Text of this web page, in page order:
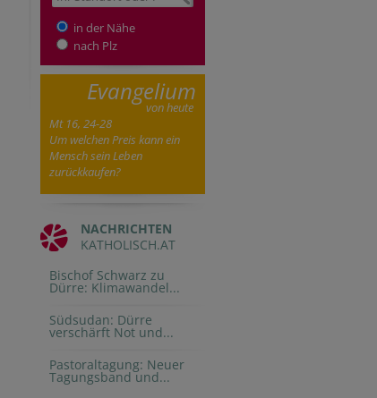
in der Nähe
nach Plz
Evangelium
von heute
Mt 16, 24-28
Um welchen Preis kann ein
Mensch sein Leben
zurückkaufen?
NACHRICHTEN
KATHOLISCH.AT
Bischof Schwarz zu
Dürre: Klimawandel...
Südsudan: Dürre
verschärft Not und...
Pastoraltagung: Neuer
Tagungsband und...